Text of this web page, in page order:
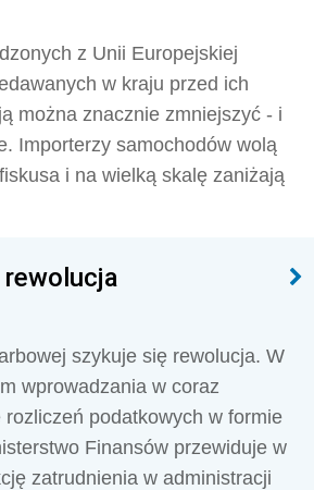
z Unii Europejskiej
w kraju przed ich
można znacznie zmniejszyć - i
Importerzy samochodów wolą
i na wielką skalę zaniżają
szykuje się rewolucja. W
wprowadzania w coraz
podatkowych w formie
Finansów przewiduje w
zatrudnienia w administracji